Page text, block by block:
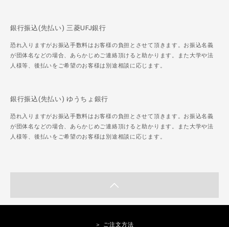
銀行振込(先払い) 三菱UFJ銀行
恐れ入りますがお振込手数料はお客様の負担とさせて頂きます。お振込名義
が団体名などの場合、あらかじめご連絡頂けると助かります。また大学や法
人様等、後払いをご希望のお客様は別途相談に応じます。
銀行振込(先払い) ゆうちょ銀行
恐れ入りますがお振込手数料はお客様の負担とさせて頂きます。お振込名義
が団体名などの場合、あらかじめご連絡頂けると助かります。また大学や法
人様等、後払いをご希望のお客様は別途相談に応じます。
＞ ご注文方法